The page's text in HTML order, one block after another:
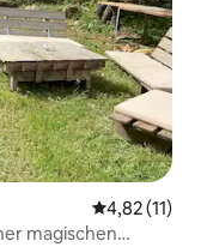
4,82 (11)
magischen